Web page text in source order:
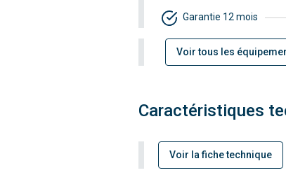
Garantie 12 mois
Voir tous les
Caractéristiques
Voir la fiche technique